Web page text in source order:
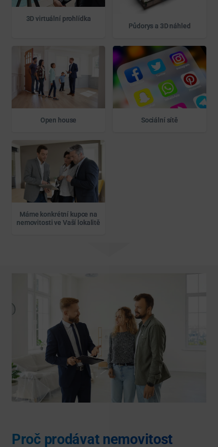
3D virtuální prohlídka
Půdorys a 3D náhled
Open house Sociální sítě
Máme konkrétní kupce na
nemovitosti ve Vaší lokalitě
Proč prodávat nemovitost